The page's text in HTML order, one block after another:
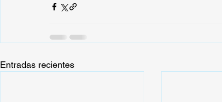
Entradas recientes